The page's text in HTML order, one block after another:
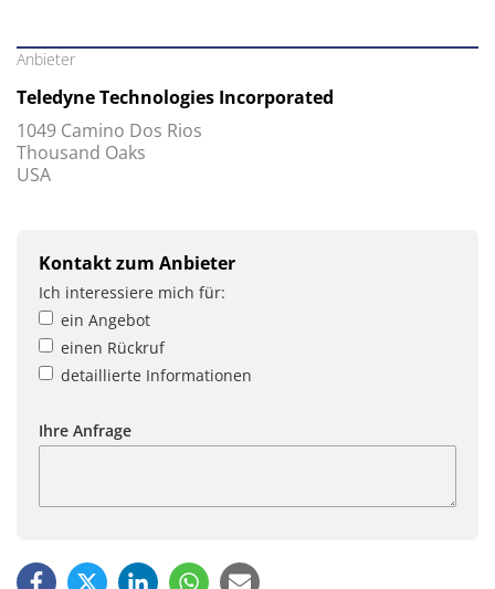
Anbieter
Teledyne Technologies Incorporated
1049 Camino Dos Rios
Thousand Oaks
USA
Kontakt zum Anbieter
Ich interessiere mich für:
ein Angebot
einen Rückruf
detaillierte Informationen
Ihre Anfrage